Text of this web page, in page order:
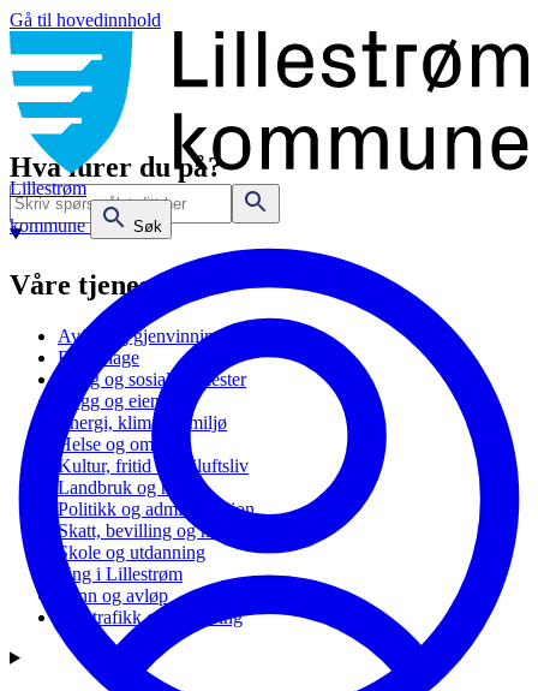
Gå til hovedinnhold
Lillestrøm
kommune
Søk
Hva lurer du på?
Våre tjenester
Avfall og gjenvinning
Barnehage
Bolig og sosiale tjenester
Bygg og eiendom
Energi, klima og miljø
Helse og omsorg
Kultur, fritid og friluftsliv
Landbruk og natur
Politikk og administrasjon
Skatt, bevilling og næring
Skole og utdanning
Ung i Lillestrøm
Vann og avløp
Vei, trafikk og parkering